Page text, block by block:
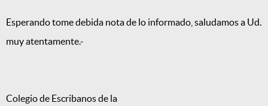
Esperando tome debida nota de lo informado, saludamos a Ud.
muy atentamente.-
Colegio de Escribanos de la